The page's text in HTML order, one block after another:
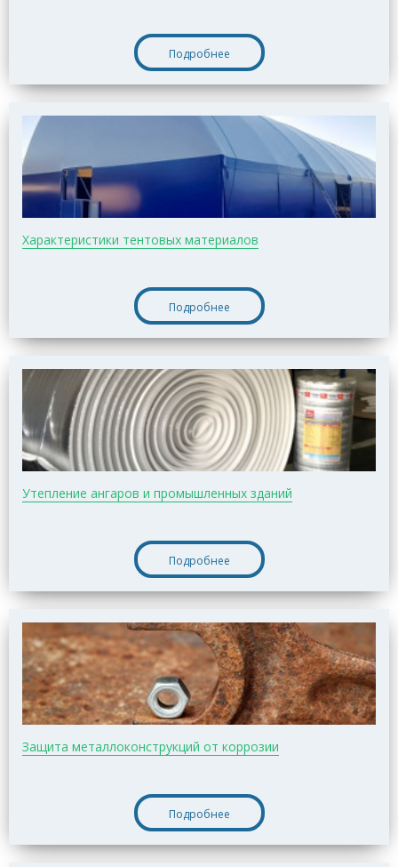
Подробнее
Характеристики тентовых материалов
Подробнее
Утепление ангаров и промышленных зданий
Подробнее
Защита металлоконструкций от коррозии
Подробнее